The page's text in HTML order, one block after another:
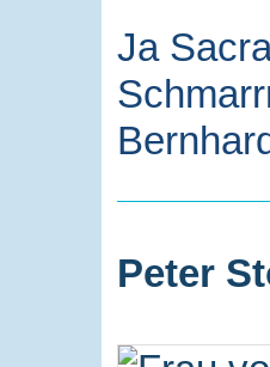
Ja
Peter